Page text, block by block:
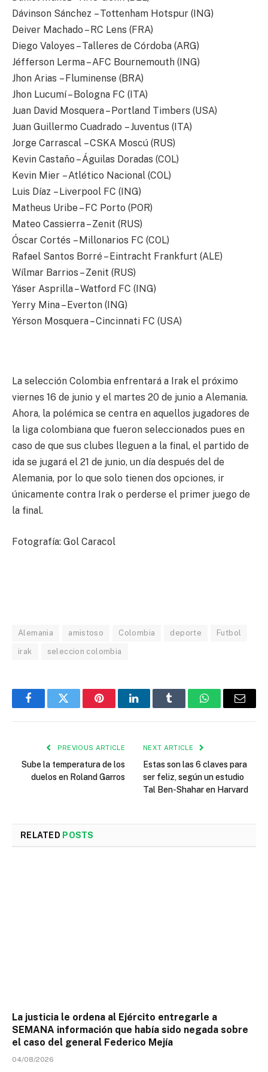
Dávinson Sánchez – Tottenham Hotspur (ING)
Deiver Machado – RC Lens (FRA)
Diego Valoyes – Talleres de Córdoba (ARG)
Jéfferson Lerma – AFC Bournemouth (ING)
Jhon Arias – Fluminense (BRA)
Jhon Lucumí – Bologna FC (ITA)
Juan David Mosquera – Portland Timbers (USA)
Juan Guillermo Cuadrado – Juventus (ITA)
Jorge Carrascal – CSKA Moscú (RUS)
Kevin Castaño – Águilas Doradas (COL)
Kevin Mier – Atlético Nacional (COL)
Luis Díaz – Liverpool FC (ING)
Matheus Uribe – FC Porto (POR)
Mateo Cassierra – Zenit (RUS)
Óscar Cortés – Millonarios FC (COL)
Rafael Santos Borré – Eintracht Frankfurt (ALE)
Wílmar Barrios – Zenit (RUS)
Yáser Asprilla – Watford FC (ING)
Yerry Mina – Everton (ING)
Yérson Mosquera – Cincinnati FC (USA)
La selección Colombia enfrentará a Irak el próximo
viernes 16 de junio y el martes 20 de junio a Alemania.
Ahora, la polémica se centra en aquellos jugadores de
la liga colombiana que fueron seleccionados pues en
caso de que sus clubes lleguen a la final, el partido de
ida se jugará el 21 de junio, un día después del de
Alemania, por lo que solo tienen dos opciones, ir
únicamente contra Irak o perderse el primer juego de
la final.
Fotografía: Gol Caracol
Alemania amistoso Colombia deporte Futbol
irak seleccion colombia
FacebookTwitter PinterestLinkedInTumblr WhatsAppEmail
PREVIOUS ARTICLE
Sube la temperatura de los
duelos en Roland Garros
NEXT ARTICLE
Estas son las 6 claves para
ser feliz, según un estudio
Tal Ben-Shahar en Harvard
RELATED POSTS
La justicia le ordena al Ejército entregarle a
SEMANA información que había sido negada sobre
el caso del general Federico Mejía
04/08/2026